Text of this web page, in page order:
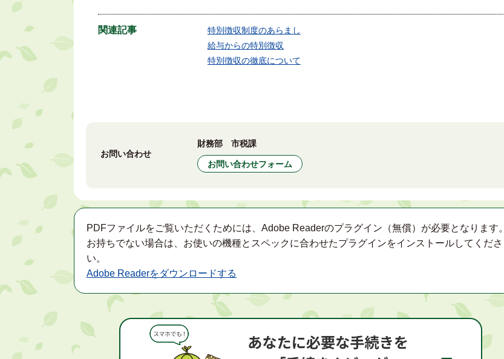
関連記事
特別徴収制度のあらまし
給与からの特別徴収
特別徴収の徹底について
お問い合わせ
財務部 市税課
お問い合わせフォーム
PDFファイルをご覧いただくためには、Adobe Readerのプラグイン（無償）が必要となります。
お持ちでない場合は、お使いの機種とスペックに合わせたプラグインをインストールしてくださ
い。
Adobe Readerをダウンロードする